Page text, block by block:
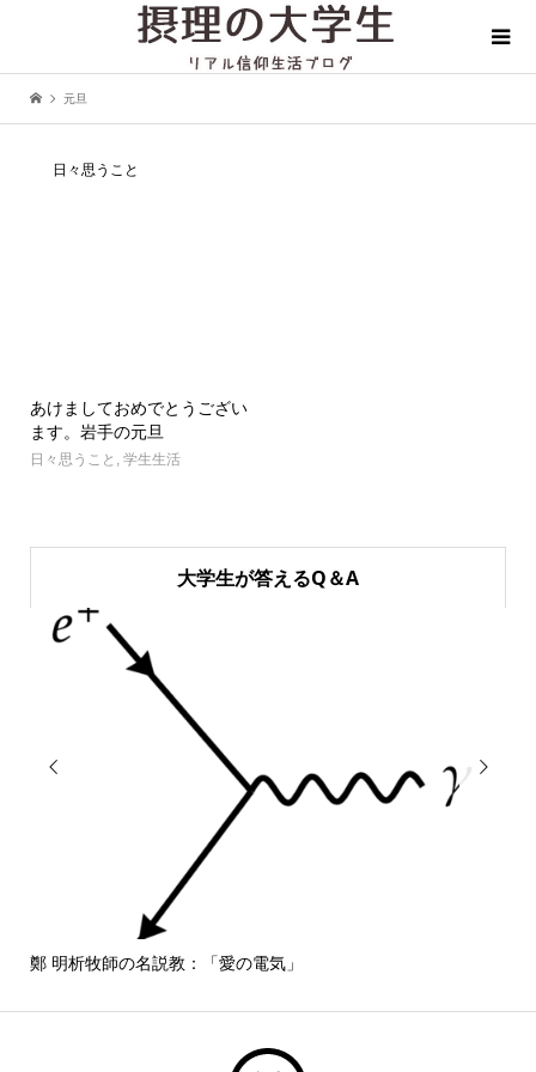
元旦
日々思うこと
あけましておめでとうござい
ます。岩手の元旦
日々思うこと 学生生活
大学生が答えるQ＆A

鄭 明析牧師の名説教：「愛の電気」
